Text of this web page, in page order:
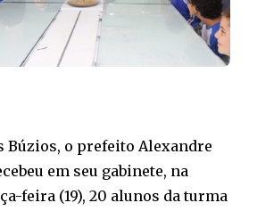
Búzios, o prefeito Alexandre
em seu gabinete, na
feira (19), 20 alunos da turma